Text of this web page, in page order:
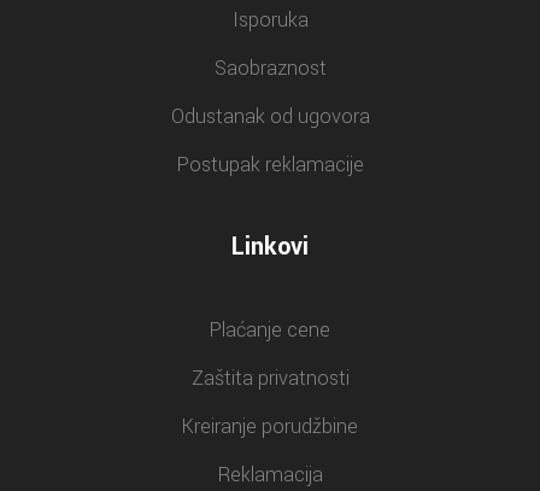
Isporuka
Saobraznost
Odustanak od ugovora
Postupak reklamacije
Linkovi
Plaćanje cene
Zaštita privatnosti
Kreiranje porudžbine
Reklamacija